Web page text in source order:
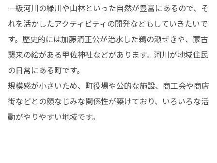
一級河川の緑川や山林といった自然が豊富にあるので、そ
れを活かしたアクティビティの開発などもしていきたいで
す。歴史的には加藤清正公が治水した鵜の瀬ぜきや、蒙古
襲来の絵がある甲佐神社などがあります。河川が地域住民
の日常にある町です。
規模感が小さいため、町役場や公的な施設、商工会や商店
街などとの顔なじみな関係性が築けており、いろいろな活
動がやりやすい地域です。